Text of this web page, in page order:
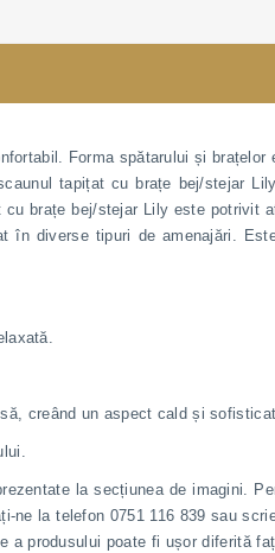
Forma spătarului și
tapițat cu brațe bej/stejar
brațe bej/stejar Lily este potrivit
diverse tipuri de amenajări.
creând un aspect cald și
la secțiunea de imagini.
la telefon 0751 116 839 sau
produsului poate fi ușor diferită